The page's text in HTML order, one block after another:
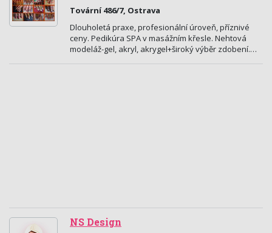
Tovární 486/7, Ostrava
Dlouholetá praxe, profesionální úroveň, příznivé
ceny. Pedikúra SPA v masážním křesle. Nehtová
modeláž-gel, akryl, akrygel+široký výběr zdobení.…
NS Design